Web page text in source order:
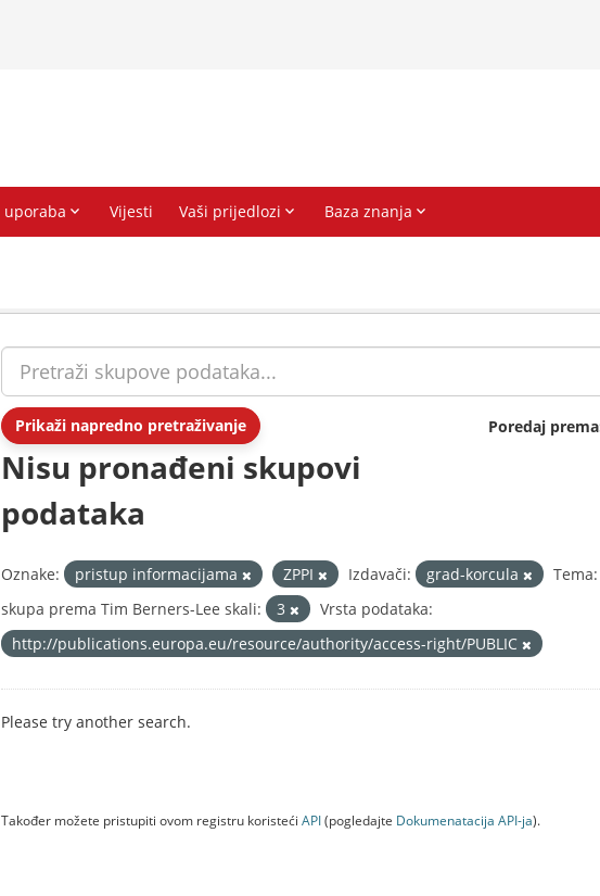
Prikaži napredno pretraživanje Poredaj prema
Nisu pronađeni skupovi
podataka
Oznake: pristup informacijama ZPPI Izdavači: grad-korcula Tema:
skupa prema Tim Berners-Lee skali:
3
Vrsta podataka:
http://publications.europa.eu/resource/authority/access-right/PUBLIC
Please try another search.
Također možete pristupiti ovom registru koristeći API(pogledajte Dokumenаtаcijа API-jа).